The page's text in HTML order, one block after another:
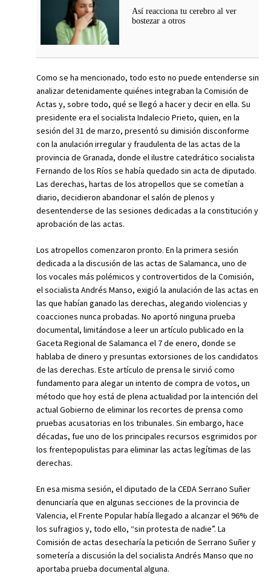
Así reacciona tu cerebro al ver
bostezar a otros
Como se ha mencionado, todo esto no puede entenderse sin
analizar detenidamente quiénes integraban la Comisión de
Actas y, sobre todo, qué se llegó a hacer y decir en ella. Su
presidente era el socialista Indalecio Prieto, quien, en la
sesión del 31 de marzo, presentó su dimisión disconforme
con la anulación irregular y fraudulenta de las actas de la
provincia de Granada, donde el ilustre catedrático socialista
Fernando de los Ríos se había quedado sin acta de diputado.
Las derechas, hartas de los atropellos que se cometían a
diario, decidieron abandonar el salón de plenos y
desentenderse de las sesiones dedicadas a la constitución y
aprobación de las actas.
Los atropellos comenzaron pronto. En la primera sesión
dedicada a la discusión de las actas de Salamanca, uno de
los vocales más polémicos y controvertidos de la Comisión,
el socialista Andrés Manso, exigió la anulación de las actas en
las que habían ganado las derechas, alegando violencias y
coacciones nunca probadas. No aportó ninguna prueba
documental, limitándose a leer un artículo publicado en la
Gaceta Regional de Salamanca el 7 de enero, donde se
hablaba de dinero y presuntas extorsiones de los candidatos
de las derechas. Este artículo de prensa le sirvió como
fundamento para alegar un intento de compra de votos, un
método que hoy está de plena actualidad por la intención del
actual Gobierno de eliminar los recortes de prensa como
pruebas acusatorias en los tribunales. Sin embargo, hace
décadas, fue uno de los principales recursos esgrimidos por
los frentepopulistas para eliminar las actas legítimas de las
derechas.
En esa misma sesión, el diputado de la CEDA Serrano Suñer
denunciaría que en algunas secciones de la provincia de
Valencia, el Frente Popular había llegado a alcanzar el 96% de
los sufragios y, todo ello, “sin protesta de nadie”. La
Comisión de actas desecharía la petición de Serrano Suñer y
sometería a discusión la del socialista Andrés Manso que no
aportaba prueba documental alguna.